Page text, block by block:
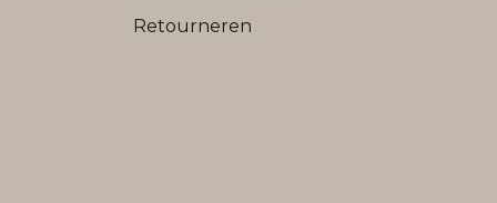
Retourneren